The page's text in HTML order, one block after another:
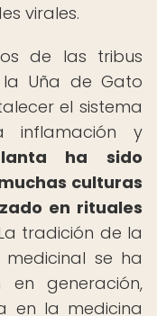
virales.
de las tribus
Uña de Gato
el sistema
inflamación y
ha sido
culturas
en rituales
tradición de la
se ha
en generación,
en la medicina